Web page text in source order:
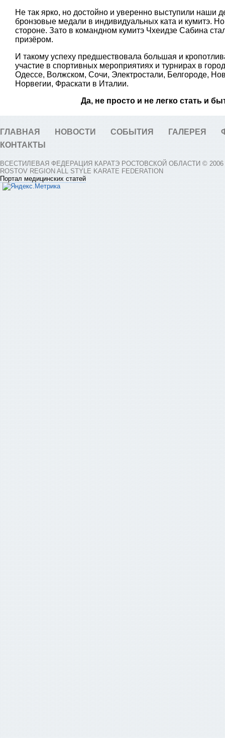
Не так ярко, но достойно и уверенно выступили наши
бронзовые медали в индивидуальных ката и кумитэ.
стороне. Зато в командном кумитэ Чхеидзе Сабина
призёром.
И такому успеху предшествовала большая и
участие в спортивных мероприятиях и турнирах в
Одессе, Волжском, Сочи, Электростали, Белгороде,
Норвегии, Фраскати в Италии.
Да, не просто и не легко стать и
ГЛАВНАЯ НОВОСТИ СОБЫТИЯ ГАЛЕРЕЯ
КОНТАКТЫ
ВСЕСТИЛЕВАЯ ФЕДЕРАЦИЯ КАРАТЭ РОСТОВСКОЙ ОБЛАСТИ © 2006
ROSTOV REGION ALL STYLE KARATE FEDERATION
Портал медицинских статей